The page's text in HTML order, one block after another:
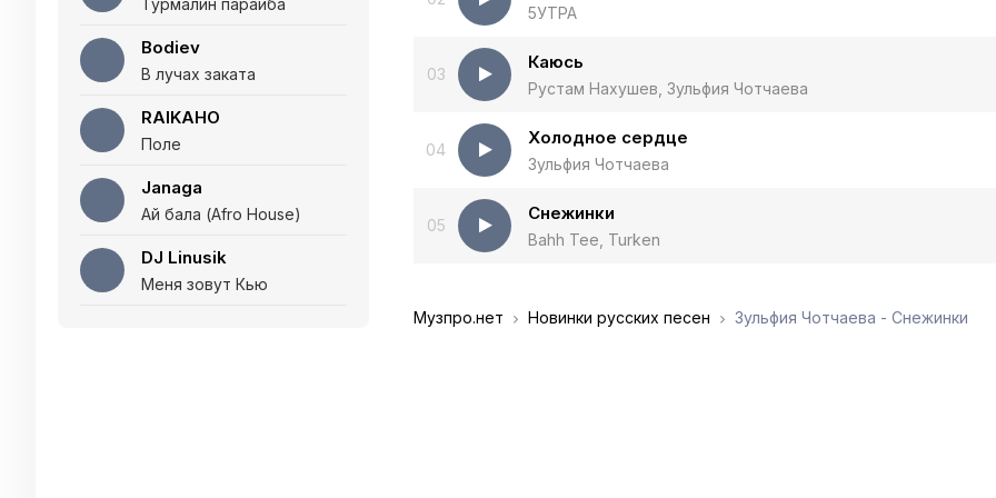
Турмалин параиба
Bodiev
В лучах заката
RAIKAHO
Поле
Janaga
Ай бала (Afro House)
DJ Linusik
Меня зовут Кью
5УТРА
03
Каюсь
Рустам Нахушев, Зульфия Чотчаева
04
Холодное сердце
Зульфия Чотчаева
05
Снежинки
Bahh Tee, Turken
Музпро.нет Новинки русских песен Зульфия Чотчаева - Снежинки